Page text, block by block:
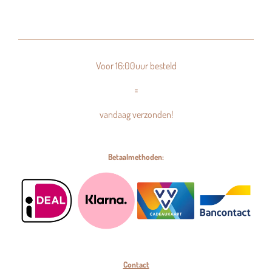
Voor 16:00uur besteld
=
vandaag verzonden!
Betaalmethoden:
Contact